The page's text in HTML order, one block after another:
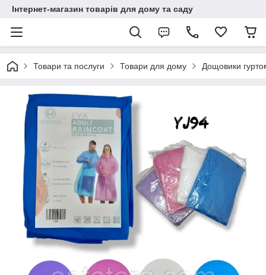
Інтернет-магазин товарів для дому та саду
Товари та послуги Товари для дому Дощовики